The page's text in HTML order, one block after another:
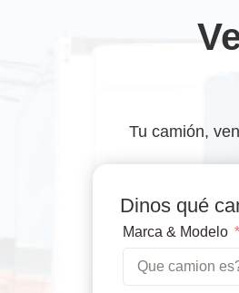
Tu camión,
Dinos qué
Marca & Modelo